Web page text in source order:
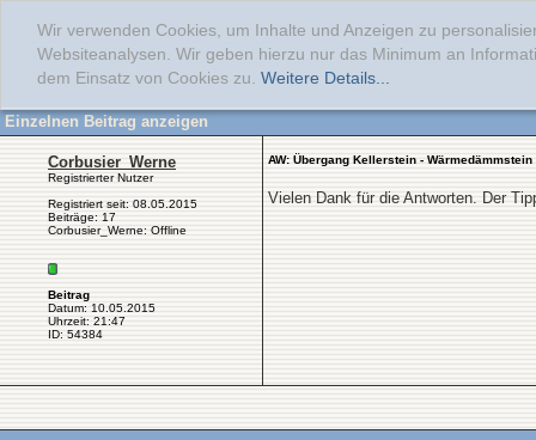
Wir verwenden Cookies, um Inhalte und Anzeigen zu
Websiteanalysen. Wir geben hierzu nur das Minimum an
dem Einsatz von Cookies zu. Weitere Details...
Einzelnen Beitrag anzeigen
Corbusier_Werne
Registrierter Nutzer
Registriert seit: 08.05.2015
Beiträge: 17
Corbusier_Werne: Offline
Beitrag
Datum: 10.05.2015
Uhrzeit: 21:47
ID: 54384
AW: Übergang Kellerstein - Wärmedämmstein
Vielen Dank für die Antworten. Der